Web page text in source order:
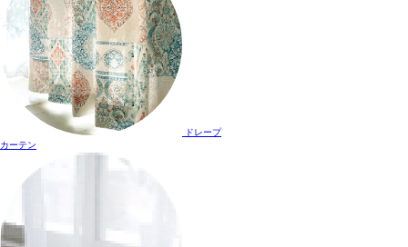
ドレープ
カーテン